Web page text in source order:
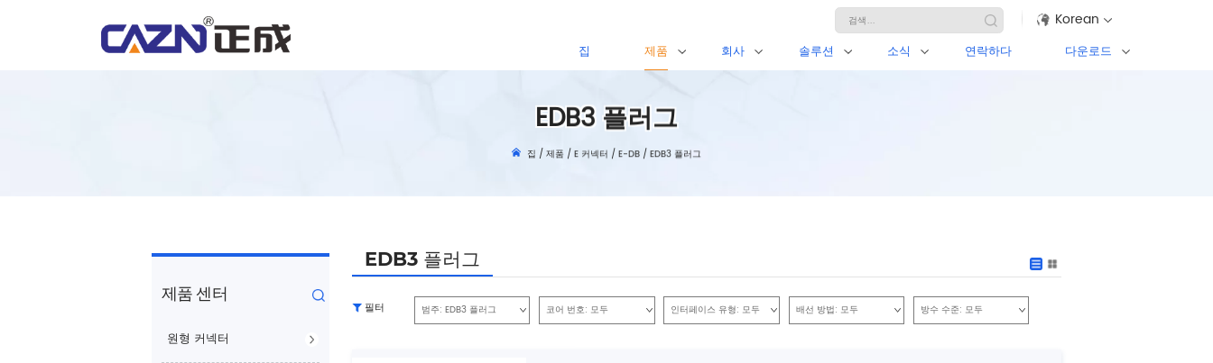
Korean
집 제품 회사 솔루션 소식 연락하다 다운로드
EDB3 플러그
집 / 제품 /E 커넥터 /E-DB/EDB3 플러그
제품 센터
원형 커넥터
EDB3 플러그
필터 범주: EDB3 플러그 코어 번호: 모두 인터페이스 유형: 모두 배선 방법: 모두 방수 수준: 모두